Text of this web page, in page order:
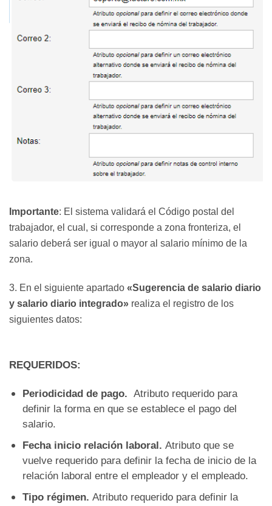
Importante: El sistema validará el Código postal del
trabajador, el cual, si corresponde a zona fronteriza, el
salario deberá ser igual o mayor al salario mínimo de la
zona.
3. En el siguiente apartado «Sugerencia de salario diario
y salario diario integrado» realiza el registro de los
siguientes datos:
REQUERIDOS:
Periodicidad de pago. Atributo requerido para
definir la forma en que se establece el pago del
salario.
Fecha inicio relación laboral. Atributo que se
vuelve requerido para definir la fecha de inicio de la
relación laboral entre el empleador y el empleado.
Tipo régimen. Atributo requerido para definir la